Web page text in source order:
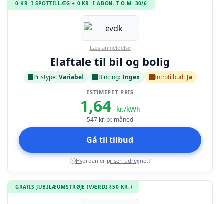
0 KR. I SPOTTILLÆG + 0 KR. I ABON. T.O.M. 30/6
Læs anmeldelse
Elaftale til bil og bolig
Pristype: Variabel Binding: Ingen Introtilbud: Ja
ESTIMERET PRIS
1,64 kr./kWh
547 kr. pr. måned
Gå til tilbud
i Hvordan er prisen udregnet?
GRATIS JUBILÆUMSTRØJE (VÆRDI 850 KR.)